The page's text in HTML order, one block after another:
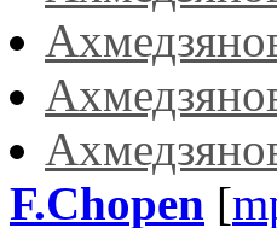
F.Chopen [